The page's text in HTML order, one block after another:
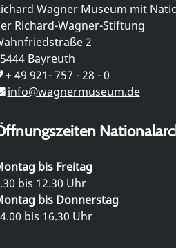
Wagner Museum mit
Richard-Wagner-Stiftung
2
Bayreuth
+ 49 921- 757 - 28 - 0
info@wagnermuseum.de
bis Freitag
bis 12.30 Uhr
bis Donnerstag
bis 16.30 Uhr